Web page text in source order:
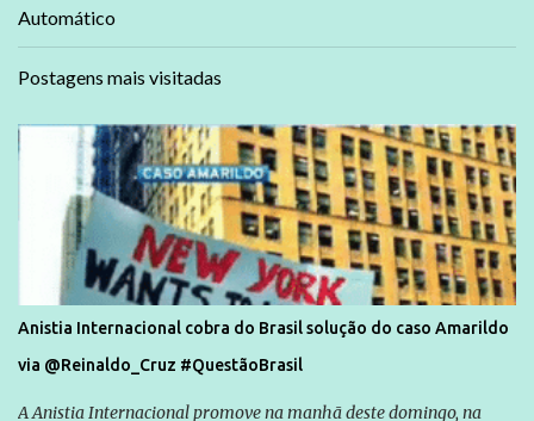
Automático
Postagens mais visitadas
Anistia Internacional cobra do Brasil solução do caso Amarildo
via @Reinaldo_Cruz #QuestãoBrasil
A Anistia Internacional promove na manhã deste domingo, na